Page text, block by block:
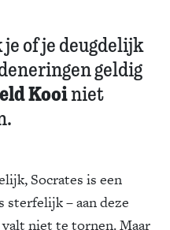
of je deugdelijk
geldig
Kooiniet
Socrates is een
sterfelijk – aan deze
niet te tornen. Maar